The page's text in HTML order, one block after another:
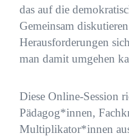
das auf die
Gemeinsam
Herausforderungen
man damit umgehen
Diese Online-Session
Pädagog*innen,
Multiplikator*innen